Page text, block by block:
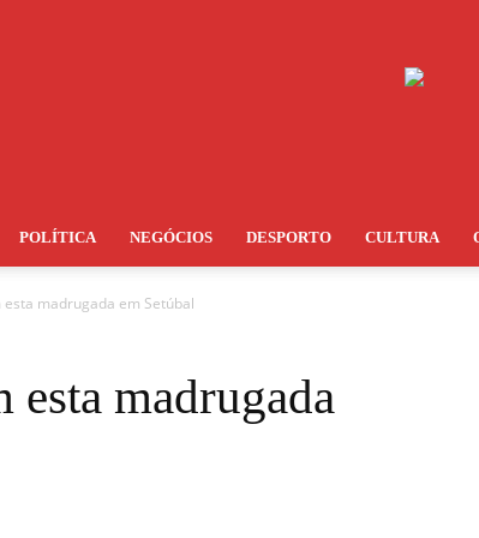
POLÍTICA NEGÓCIOS DESPORTO CULTURA
madrugada em Setúbal
esta madrugada